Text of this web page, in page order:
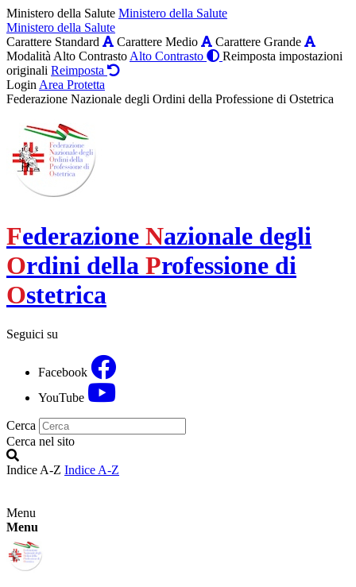
Ministero della Salute Ministero della Salute
Ministero della Salute
Carattere Standard
Carattere Medio
Carattere Grande
Modalità Alto Contrasto Alto Contrasto
Reimposta impostazioni
originali Reimposta
Login Area Protetta
Federazione Nazionale degli Ordini della Professione di Ostetrica
Federazione Nazionale degli
Ordini della Professione di
Ostetrica
Seguici su
Facebook
YouTube
Cerca
Cerca nel sito
Indice A-Z Indice A-Z
Menu
Menu